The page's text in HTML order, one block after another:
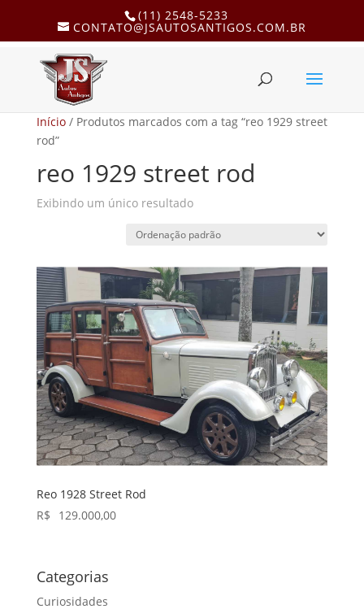
(11) 2548-5233
CONTATO@JSAUTOSANTIGOS.COM.BR
Início/ Produtos marcados com a tag “reo 1929 street
rod”
reo 1929 street rod
Exibindo um único resultado
Reo 1928 Street Rod
R$
129.000,00
Categorias
Curiosidades